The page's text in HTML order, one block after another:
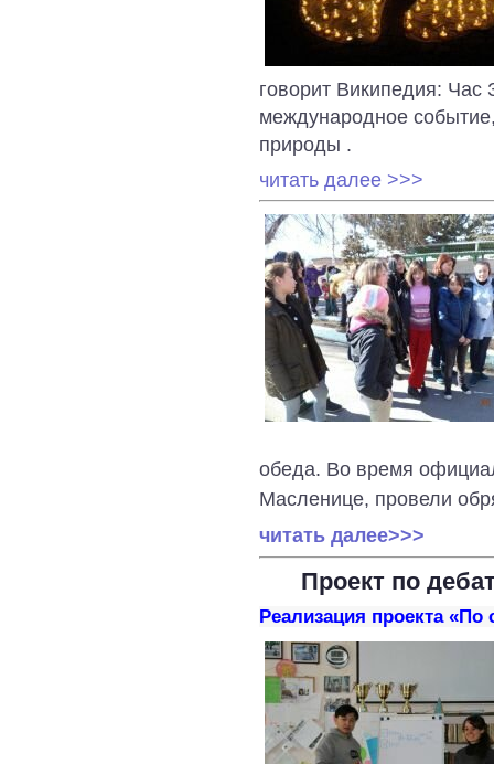
говорит Википедия:
международное
природы .
читать далее >>>
обеда. Во время
Масленице, провели
читать далее>>>
Проект по
Реализация проекта